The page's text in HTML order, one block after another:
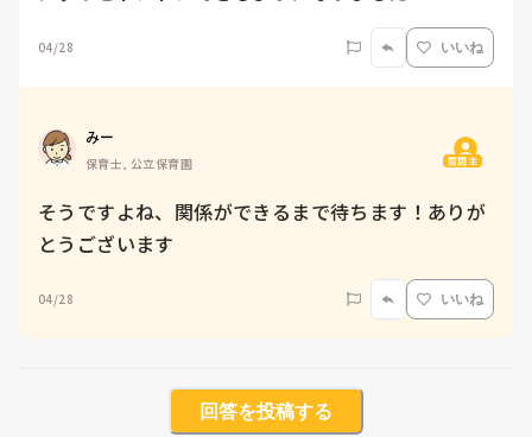
04/28 いいね
みー
保育士, 公立保育園 質問主
そうですよね、関係ができるまで待ちます！ありが
とうございます
04/28 いいね
回答を投稿する